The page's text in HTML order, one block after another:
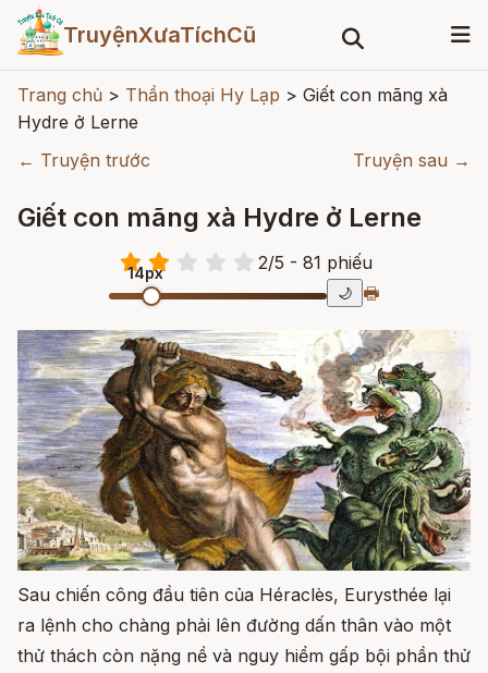
TruyệnXưaTíchCũ
Trang chủ > Thần thoại Hy Lạp > Giết con mãng xà
Hydre ở Lerne
← Truyện trước
Truyện sau →
Giết con mãng xà Hydre ở Lerne
2/5 - 81 phiếu
14px
🌙 🖶
Sau chiến công đầu tiên của Héraclès, Eurysthée lại
ra lệnh cho chàng phải lên đường dấn thân vào một
thử thách còn nặng nề và nguy hiểm gấp bội phần thử